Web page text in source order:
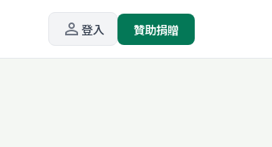
person_outline登入 贊助捐贈